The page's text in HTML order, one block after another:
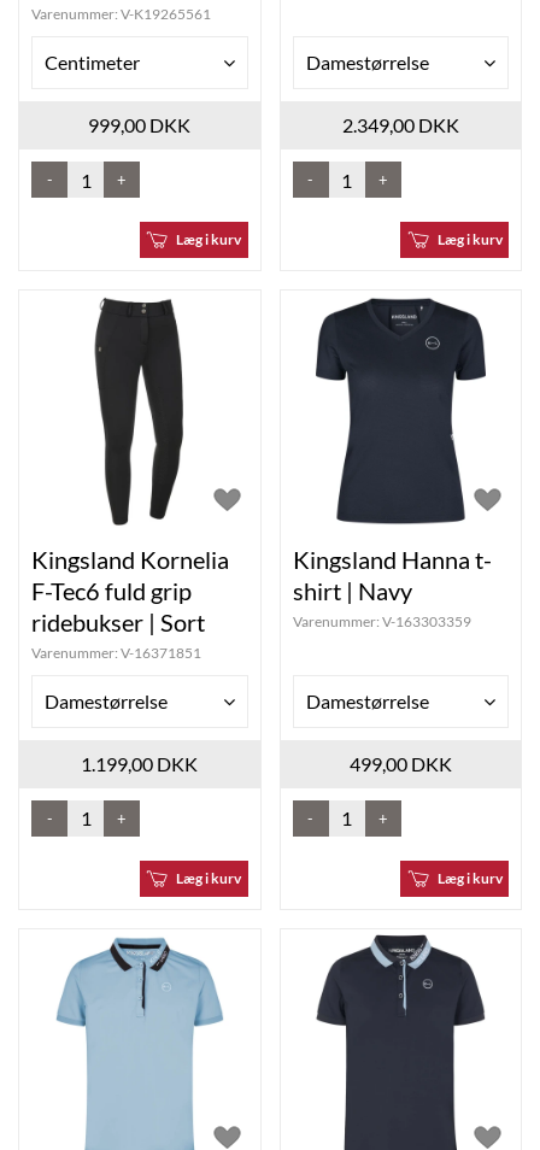
Varenummer: V-K19265561
Centimeter
999,00 DKK
- +
Læg i kurv
Damestørrelse
2.349,00 DKK
- +
Læg i kurv
Kingsland Kornelia
F-Tec6 fuld grip
ridebukser | Sort
Varenummer: V-16371851
Damestørrelse
1.199,00 DKK
- +
Læg i kurv
Kingsland Hanna t-
shirt | Navy
Varenummer: V-163303359
Damestørrelse
499,00 DKK
- +
Læg i kurv